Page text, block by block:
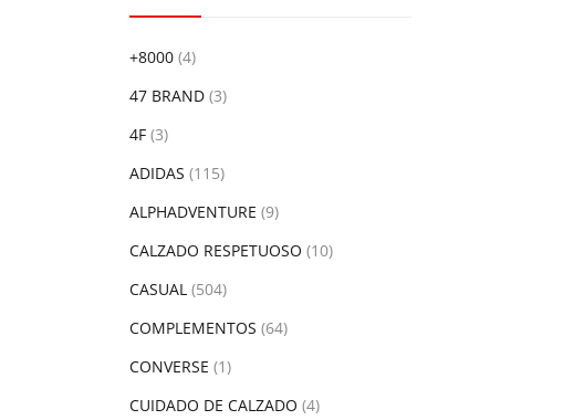
+8000 (4)
47 BRAND (3)
4F (3)
ADIDAS (115)
ALPHADVENTURE (9)
CALZADO RESPETUOSO (10)
CASUAL (504)
COMPLEMENTOS (64)
CONVERSE (1)
CUIDADO DE CALZADO (4)